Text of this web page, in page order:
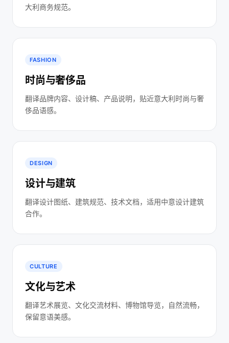
大利商务规范。
FASHION
时尚与奢侈品
翻译品牌内容、设计稿、产品说明，贴近意大利时尚与奢
侈品语感。
DESIGN
设计与建筑
翻译设计图纸、建筑规范、技术文档，适用中意设计建筑
合作。
CULTURE
文化与艺术
翻译艺术展览、文化交流材料、博物馆导览，自然流畅，
保留意语美感。